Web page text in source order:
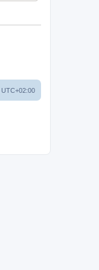
UTC+02:00